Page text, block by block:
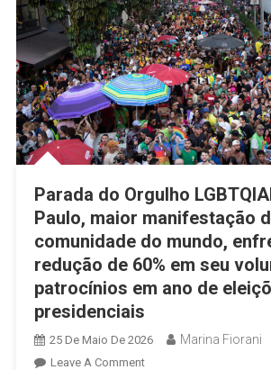
Parada do Orgulho
Paulo, maior manifestação
comunidade do mundo,
redução de 60% em seu
patrocínios em ano de
presidenciais
25 De Maio De 2026 Marina Fiorani
Leave A CommentOn